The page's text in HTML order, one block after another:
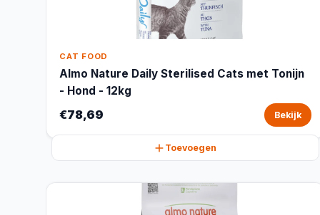
CAT FOOD
Almo Nature Daily Sterilised Cats met Tonijn
- Hond - 12kg
€78,69 Bekijk
Toevoegen